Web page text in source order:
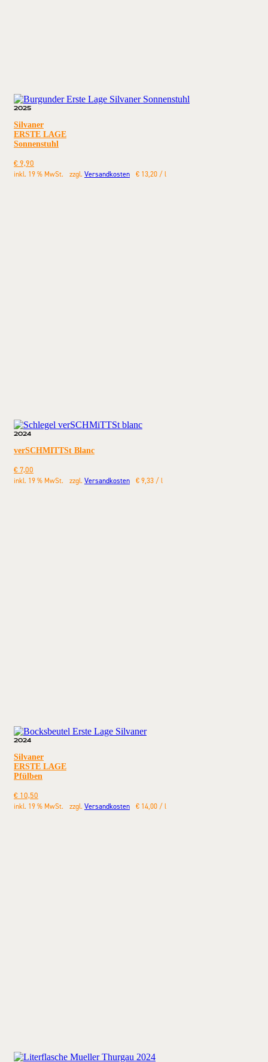
2025
Silvaner
ERSTE LAGE
Sonnenstuhl
€9,90
inkl. 19 % MwSt. zzgl. Versandkosten € 13,20 / l
2024
verSCHMITTSt Blanc
€7,00
inkl. 19 % MwSt. zzgl. Versandkosten € 9,33 / l
2024
Silvaner
ERSTE LAGE
Pfülben
€ 10,50
inkl. 19 % MwSt. zzgl. Versandkosten € 14,00 / l